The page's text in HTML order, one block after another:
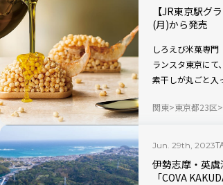
【JR東京駅グ
(月)から発売
しろえび米菓専門
ランスタ東京に
素干しが丸ごと入
関東 東京都23区
Jun. 29th, 2023
伊勢志摩・英
「COVA